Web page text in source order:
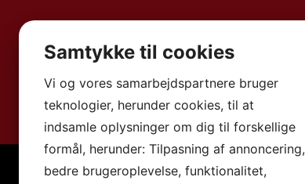
Samtykke til cookies
Vi og vores samarbejdspartnere bruger
teknologier, herunder cookies, til at
indsamle oplysninger om dig til forskellige
formål, herunder: Tilpasning af annoncering,
bedre brugeroplevelse, funktionalitet,